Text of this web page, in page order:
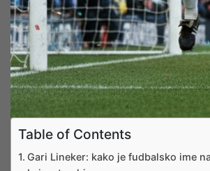
Table of Contents
Gari Lineker: kako je fudbalsko ime